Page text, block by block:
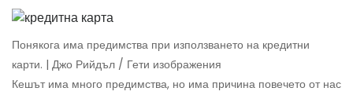
Понякога има предимства при използването на кредитни
карти. | Джо Рийдъл / Гети изображения
Кешът има много предимства, но има причина повечето от нас